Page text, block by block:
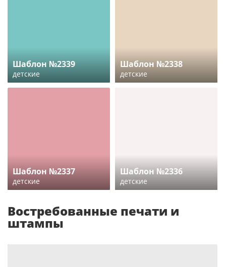
Шаблон №2339
детские
Шаблон №2338
детские
Шаблон №2337
детские
Шаблон №2336
детские
Востребованные печати и
штампы